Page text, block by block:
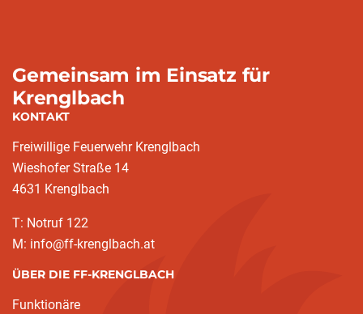
Gemeinsam im Einsatz für
Krenglbach
KONTAKT
Freiwillige Feuerwehr Krenglbach
Wieshofer Straße 14
4631 Krenglbach
T: Notruf 122
M: info@ff-krenglbach.at
ÜBER DIE FF-KRENGLBACH
Funktionäre